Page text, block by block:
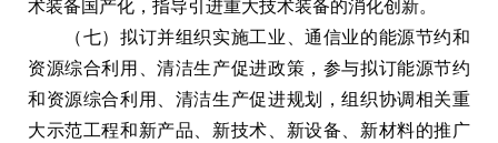
术装备国产化，指导引进重大技术装备的消化创新。
（七）拟订并组织实施工业、通信业的能源节约和
资源综合利用、清洁生产促进政策，参与拟订能源节约
和资源综合利用、清洁生产促进规划，组织协调相关重
大示范工程和新产品、新技术、新设备、新材料的推广